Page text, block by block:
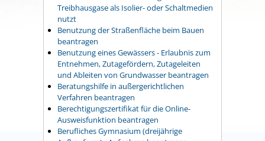
Treibhausgase als Isolier- oder Schaltmedien
nutzt
Benutzung der Straßenfläche beim Bauen
beantragen
Benutzung eines Gewässers - Erlaubnis zum
Entnehmen, Zutagefördern, Zutageleiten
und Ableiten von Grundwasser beantragen
Beratungshilfe in außergerichtlichen
Verfahren beantragen
Berechtigungszertifikat für die Online-
Ausweisfunktion beantragen
Berufliches Gymnasium (dreijährige